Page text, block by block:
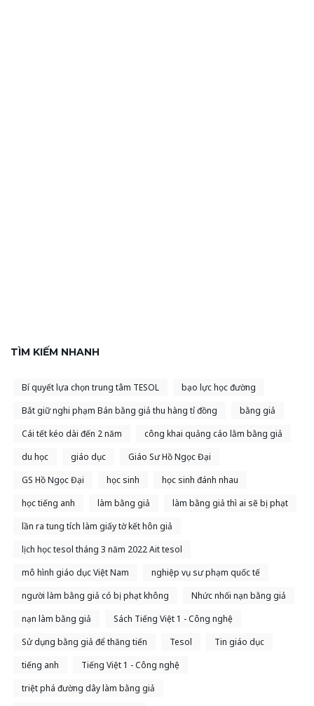
TÌM KIẾM NHANH
Bí quyết lựa chọn trung tâm TESOL
bạo lực học đường
Bắt giữ nghi phạm Bán bằng giả thu hàng tỉ đồng
bằng giả
Cái tết kéo dài đến 2 năm
công khai quảng cáo lằm bằng giả
du học
giáo dục
Giáo Sư Hồ Ngọc Đại
GS Hồ Ngọc Đại
học sinh
học sinh đánh nhau
học tiếng anh
làm bằng giả
làm bằng giả thì ai sẽ bị phạt
lần ra tung tích làm giấy tờ kết hôn giả
lịch học tesol tháng 3 năm 2022 Ait tesol
mô hình giáo dục Việt Nam
nghiệp vụ sư phạm quốc tế
người làm bằng giả có bị phạt không
Nhức nhối nạn bằng giả
nạn làm bằng giả
Sách Tiếng Việt 1 - Công nghệ
Sử dụng bằng giả để thăng tiến
Tesol
Tin giáo dục
tiếng anh
Tiếng Việt 1 - Công nghệ
triệt phá đường dây làm bằng giả